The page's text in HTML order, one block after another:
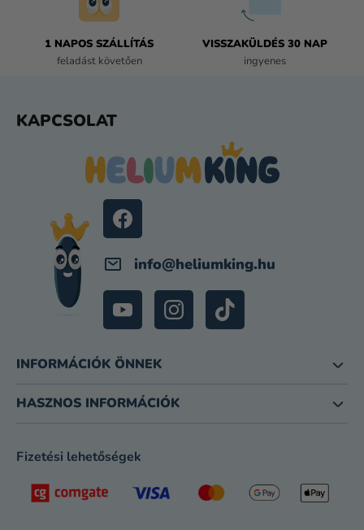
1 NAPOS SZÁLLÍTÁS
feladást követően
VISSZAKÜLDÉS 30 NAP
ingyenes
KAPCSOLAT
info@heliumking.hu
INFORMÁCIÓK ÖNNEK
HASZNOS INFORMÁCIÓK
Fizetési lehetőségek